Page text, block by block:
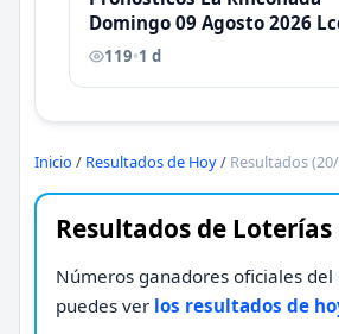
Domingo 09 Agosto 2026
Antoni Castellano
119•1 d
Inicio / Resultados de Hoy/ Resultados
Resultados de
Números ganadores oficiales del
puedes ver los resultados de